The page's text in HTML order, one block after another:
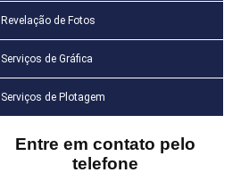
Revelação de Fotos
Serviços de Gráfica
Serviços de Plotagem
Entre em contato pelo
telefone